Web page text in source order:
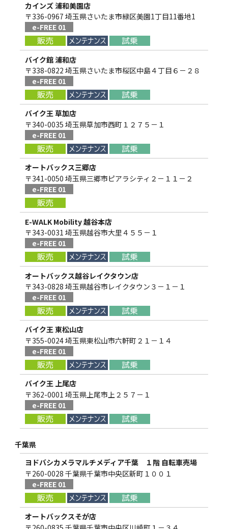
カインズ 浦和美園店
〒336-0967 埼玉県さいたま市緑区美園1丁目11番地1
e-FREE 01
バイク館 浦和店
〒338-0822 埼玉県さいたま市桜区中島４丁目６－２８
e-FREE 01
バイク王 草加店
〒340-0035 埼玉県草加市西町１２７５－１
e-FREE 01
オートバックス三郷店
〒341-0050 埼玉県三郷市ピアラシティ２－１１－２
e-FREE 01
E-WALK Mobility 越谷本店
〒343-0031 埼玉県越谷市大里４５５－１
e-FREE 01
オートバックス越谷レイクタウン店
〒343-0828 埼玉県越谷市レイクタウン３－１－１
e-FREE 01
バイク王 東松山店
〒355-0024 埼玉県東松山市六軒町２１－１４
e-FREE 01
バイク王 上尾店
〒362-0001 埼玉県上尾市上２５７－１
e-FREE 01
千葉県
ヨドバシカメラマルチメディア千葉 １階 自転車売場
〒260-0028 千葉県千葉市中央区新町１００１
e-FREE 01
オートバックスそが店